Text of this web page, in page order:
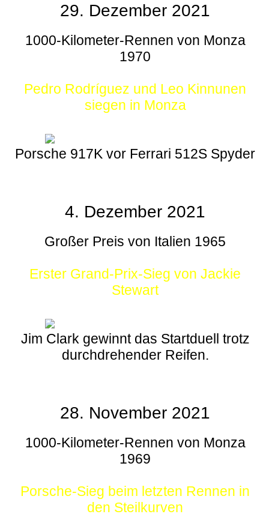
29. Dezember 2021
1000-Kilometer-Rennen von Monza
1970
Pedro Rodríguez und Leo Kinnunen
siegen in Monza
Porsche 917K vor Ferrari 512S Spyder
4. Dezember 2021
Großer Preis von Italien 1965
Erster Grand-Prix-Sieg von Jackie
Stewart
Jim Clark gewinnt das Startduell trotz
durchdrehender Reifen.
28. November 2021
1000-Kilometer-Rennen von Monza
1969
Porsche-Sieg beim letzten Rennen in
den Steilkurven